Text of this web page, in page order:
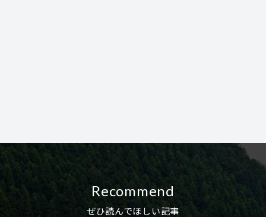
Recommend
ぜひ読んでほしい記事